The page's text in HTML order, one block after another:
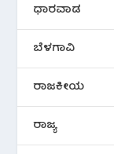
ಧಾರವಾಡ
ಬೆಳಗಾವಿ
ರಾಜಕೀಯ
ರಾಜ್ಯ